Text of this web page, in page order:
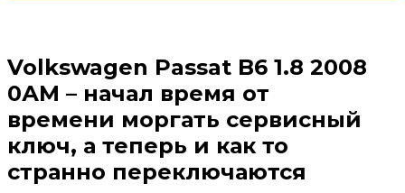
Volkswagen Passat B6 1.8 2008
0АМ – начал время от
времени моргать сервисный
ключ, а теперь и как то
странно переключаются